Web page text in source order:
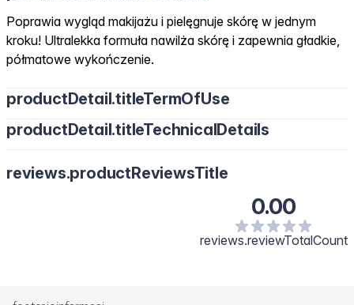
Poprawia wygląd makijażu i pielęgnuje skórę w jednym
kroku! Ultralekka formuła nawilża skórę i zapewnia gładkie,
półmatowe wykończenie.
productDetail.titleTermOfUse
productDetail.titleTechnicalDetails
reviews.productReviewsTitle
0.00
reviews.reviewTotalCount